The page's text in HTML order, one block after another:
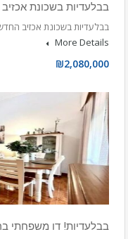
בבלעדיות בשכונת אכזיב
בבלעדיות בשכונת אכזיב החדשה! דירת 4 חדרים
More Details
₪2,080,000
בבלעדיות! דו משפחתי